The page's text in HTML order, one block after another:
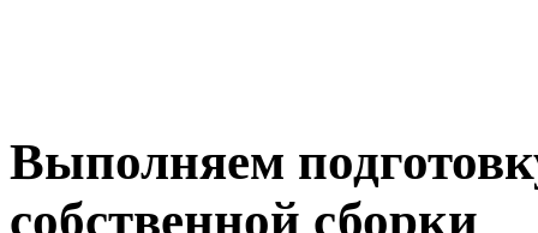
Выполняем
собственной сборки